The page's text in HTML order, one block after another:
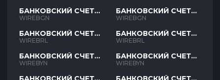
БАНКОВСКИЙ СЧЕТ
BGN
WIREBGN
БАНКОВСКИЙ СЧЕТ
BRL
WIREBRL
БАНКОВСКИЙ СЧЕТ
BYN
WIREBYN
БАНКОВСКИЙ СЧЕТ
BGN
WIREBGN
БАНКОВСКИЙ СЧЕТ
BRL
WIREBRL
БАНКОВСКИЙ СЧЕТ
BYN
WIREBYN